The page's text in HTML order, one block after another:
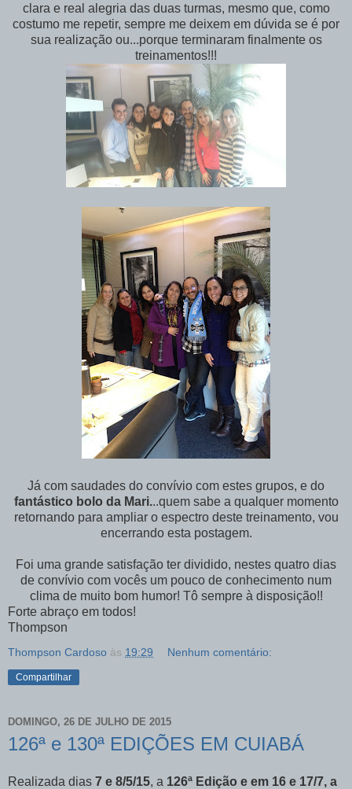
clara e real alegria das duas turmas, mesmo que, como
costumo me repetir, sempre me deixem em dúvida se é por
sua realização ou...porque terminaram finalmente os
treinamentos!!!
Já com saudades do convívio com estes grupos, e do
fantástico bolo da Mari...quem sabe a qualquer momento
retornando para ampliar o espectro deste treinamento, vou
encerrando esta postagem.
Foi uma grande satisfação ter dividido, nestes quatro dias
de convívio com vocês um pouco de conhecimento num
clima de muito bom humor! Tô sempre à disposição!!
Forte abraço em todos!
Thompson
Thompson Cardoso às 19:29 Nenhum comentário:
Compartilhar
DOMINGO, 26 DE JULHO DE 2015
126ª e 130ª EDIÇÕES EM CUIABÁ
Realizada dias 7 e 8/5/15, a 126ª Edição e em 16 e 17/7, a